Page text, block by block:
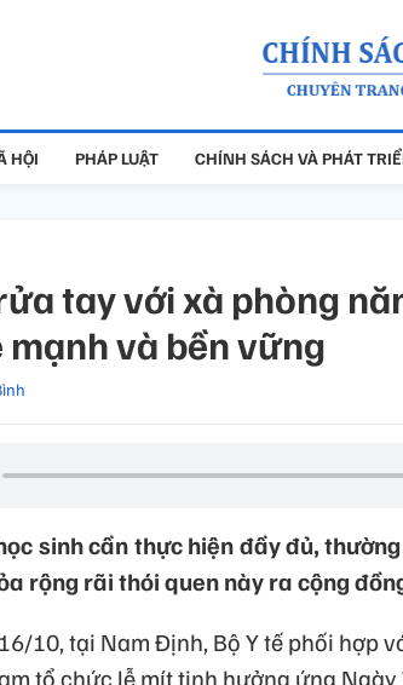
HỘI PHÁP LUẬT CHÍNH SÁCH VÀ PHÁT
tay với xà phòng
và bền vững
sinh cần thực hiện đầy đủ,
rộng rãi thói quen này ra cộng
10, tại Nam Định, Bộ Y tế phối hợp
tổ chức lễ mít tinh hưởng ứng